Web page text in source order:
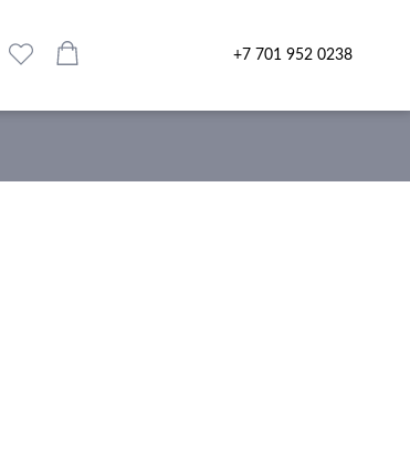
+7 701 952 0238